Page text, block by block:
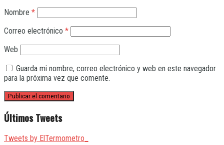
Nombre *
Correo electrónico *
Web
Guarda mi nombre, correo electrónico y web en este navegador
para la próxima vez que comente.
Últimos Tweets
Tweets by ElTermometro_